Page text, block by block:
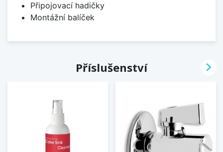
Připojovací hadičky
Montážní balíček
Příslušenství 